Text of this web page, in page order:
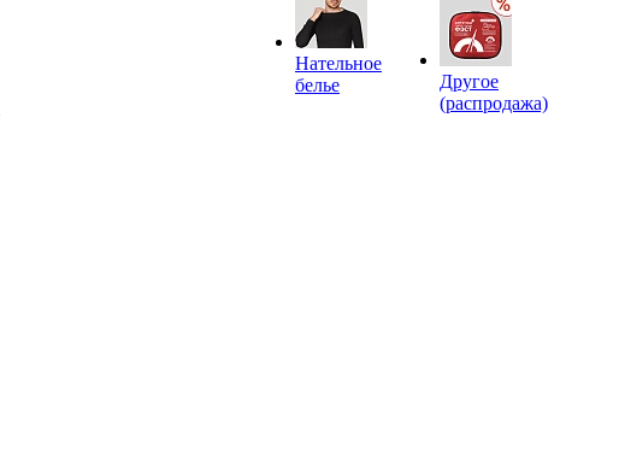
Нательное
белье
Другое
(распродажа)